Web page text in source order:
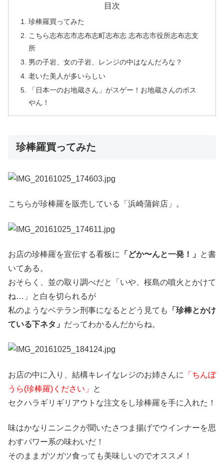
目次
珍棒羅買ってみた
こちら志布志市志布志町志布志 志布志市役所志布志支
所
男の子岩、女の子岩、レンジの中はなんだろな？
老いた美人が多いらしい
「日本一のお地蔵さん」がスゲー！お地蔵さんのボス
やん！
珍棒羅買ってみた
こちらが珍棒羅を販売している「浜崎蒲鉾店」。
お店の珍棒羅を宣伝する看板に 「どか〜んと一発！」
と書
いてある。
おそらく、並の取り調べだと「いや、桜島の噴火とかけて
ね…」と白を切られるが
私のようなベテラン刑事になるとどう見ても
「珍棒とかけ
ている下ネタ」 だってわかるんだからね。
お店の中に入り、結構キレイなレジのお姉さんに
「ちんぼ
うら(珍棒羅)ください」
と
セクハラギリギリアウトな注文をし珍棒羅を手に入れた！
味はかなりニンニクが聞いたさつま揚げでウインナーを思
わすパワー系の味わいだ！
そのままガツガツ食っても美味しいのでオススメ！